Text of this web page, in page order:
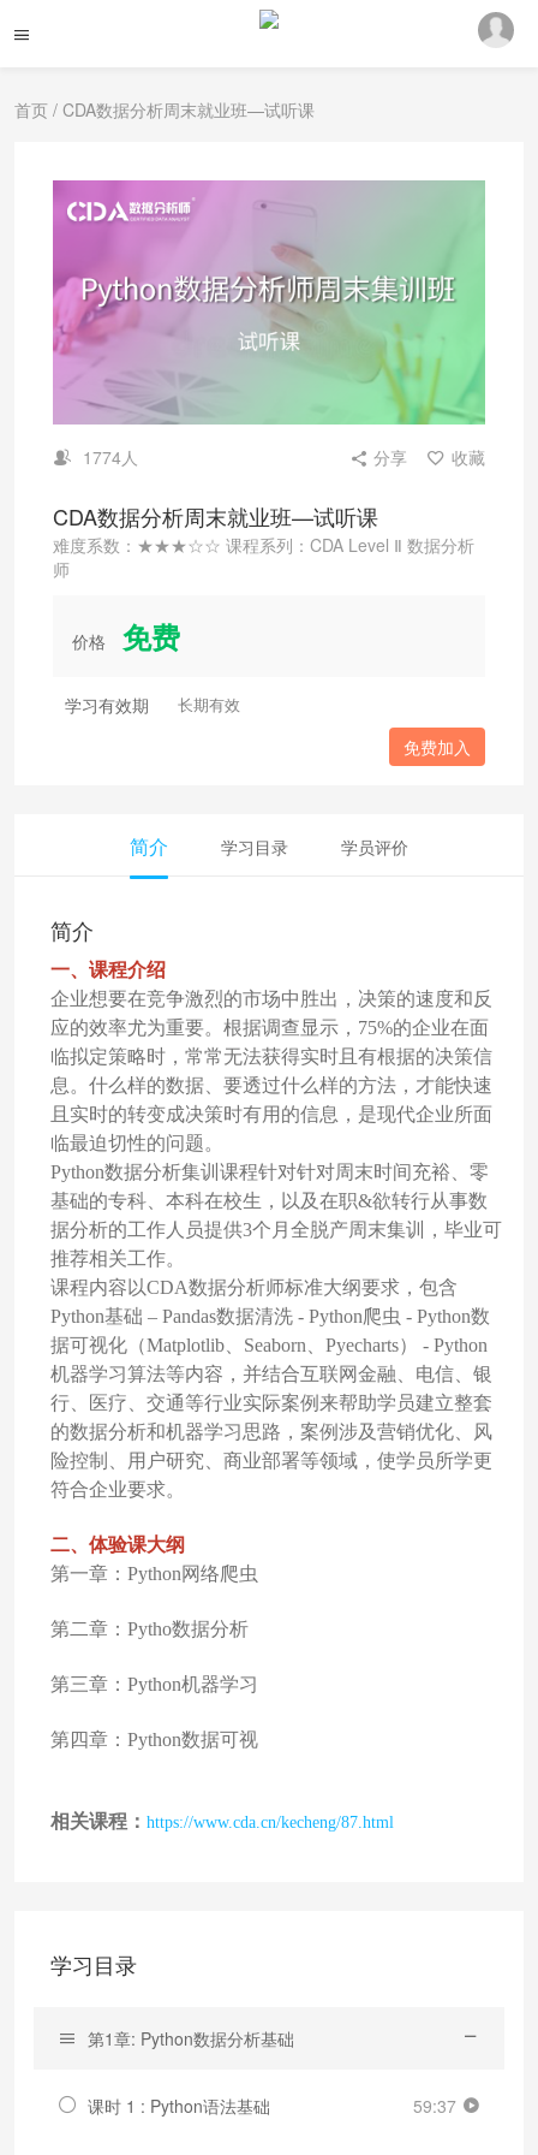
首页 / CDA数据分析周末就业班—试听课
1774人 分享 收藏
CDA数据分析周末就业班—试听课
难度系数：★★★☆☆ 课程系列：CDA Level Ⅱ 数据分析
师
价格 免费
学习有效期 长期有效
免费加入
简介 学习目录 学员评价
简介
一、课程介绍
企业想要在竞争激烈的市场中胜出，决策的速度和反
应的效率尤为重要。根据调查显示，75%的企业在面
临拟定策略时，常常无法获得实时且有根据的决策信
息。什么样的数据、要透过什么样的方法，才能快速
且实时的转变成决策时有用的信息，是现代企业所面
临最迫切性的问题。
Python数据分析集训课程针对针对周末时间充裕、零
基础的专科、本科在校生，以及在职&欲转行从事数
据分析的工作人员提供3个月全脱产周末集训，毕业可
推荐相关工作。
课程内容以CDA数据分析师标准大纲要求，包含
Python基础 – Pandas数据清洗 - Python爬虫 - Python数
据可视化（Matplotlib、Seaborn、Pyecharts） - Python
机器学习算法等内容，并结合互联网金融、电信、银
行、医疗、交通等行业实际案例来帮助学员建立整套
的数据分析和机器学习思路，案例涉及营销优化、风
险控制、用户研究、商业部署等领域，使学员所学更
符合企业要求。
二、体验课大纲
第一章：Python网络爬虫
第二章：Pytho数据分析
第三章：Python机器学习
第四章：Python数据可视
相关课程： https://www.cda.cn/kecheng/87.html
学习目录
第1章: Python数据分析基础
课时 1 : Python语法基础 59:37